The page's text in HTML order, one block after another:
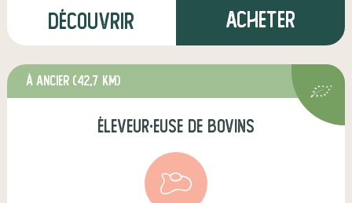
Découvrir Acheter
à Ancier (42,7 km)
éleveur·euse de bovins